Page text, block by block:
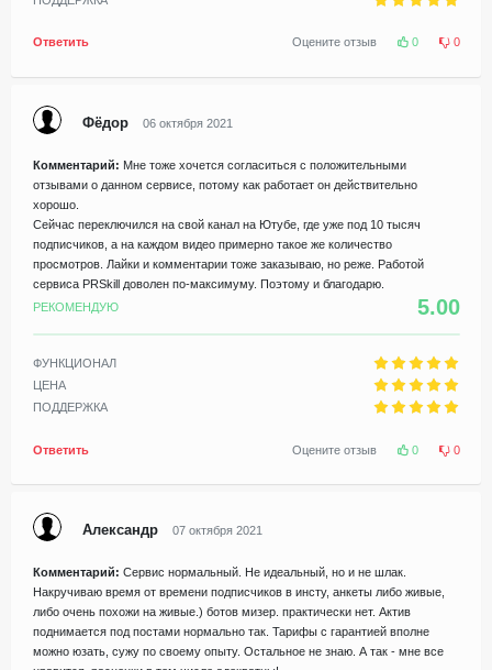
Ответить Оцените отзыв 0 0
Фёдор 06 октября 2021
Комментарий: Мне тоже хочется согласиться с положительными
отзывами о данном сервисе, потому как работает он действительно
хорошо.
Сейчас переключился на свой канал на Ютубе, где уже под 10 тысяч
подписчиков, а на каждом видео примерно такое же количество
просмотров. Лайки и комментарии тоже заказываю, но реже. Работой
сервиса PRSkill доволен по-максимуму. Поэтому и благодарю.
РЕКОМЕНДУЮ
5.00
ФУНКЦИОНАЛ
ЦЕНА
ПОДДЕРЖКА
Ответить Оцените отзыв 0 0
Александр 07 октября 2021
Комментарий: Сервис нормальный. Не идеальный, но и не шлак.
Накручиваю время от времени подписчиков в инсту, анкеты либо живые,
либо очень похожи на живые.) ботов мизер. практически нет. Актив
поднимается под постами нормально так. Тарифы с гарантией вполне
можно юзать, сужу по своему опыту. Остальное не знаю. А так - мне все